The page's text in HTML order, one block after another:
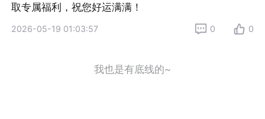
取专属福利，祝您好运满满！
2026-05-19 01:03:57 0 0
我也是有底线的~